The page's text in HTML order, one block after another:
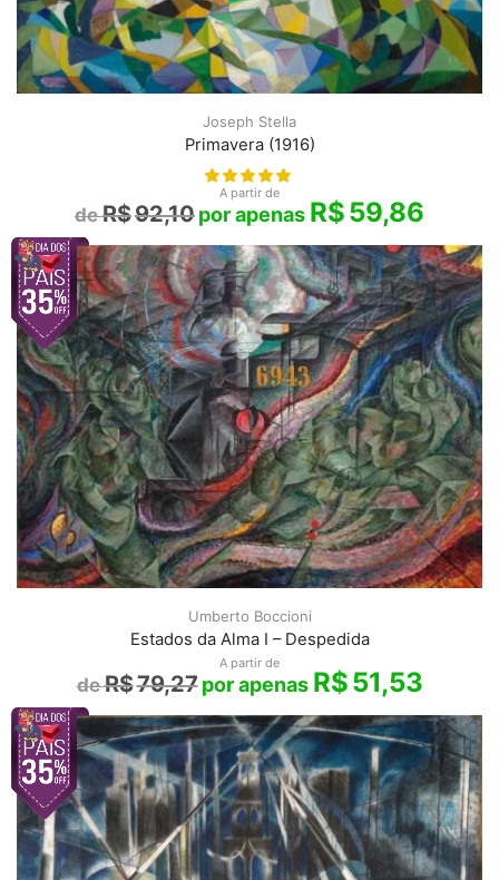
Joseph Stella
Primavera (1916)
A partir de
R$92,10 R$59,86
Umberto Boccioni
Estados da Alma I – Despedida
A partir de
R$79,27 R$51,53